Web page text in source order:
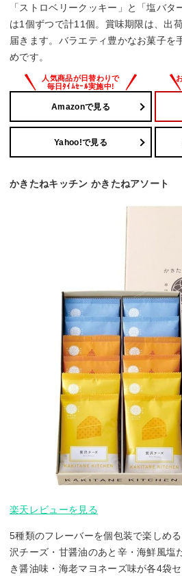
「ストロベリークッキー」と「塩バ
は1個ずつで計11個。賞味期限は、出
届きます。バラエティ豊かなお菓子を
めです。
Amazonで見る
Yahoo!で見る
かきたねキッチン かきたねアソート
楽天レビューを見る
5種類のフレーバーを個包装で楽しめ
沢チーズ・甘醤油のあと辛・海鮮風塩
き醤油味・海老マヨネーズ味が各4袋